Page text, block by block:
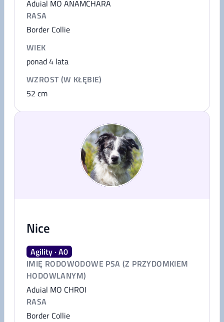
Aduial MO ANAMCHARA
RASA
Border Collie
WIEK
ponad 4 lata
WZROST (W KŁĘBIE)
52 cm
Nice
Agility · A0
IMIĘ RODOWODOWE PSA (Z PRZYDOMKIEM
HODOWLANYM)
Aduial MO CHROI
RASA
Border Collie